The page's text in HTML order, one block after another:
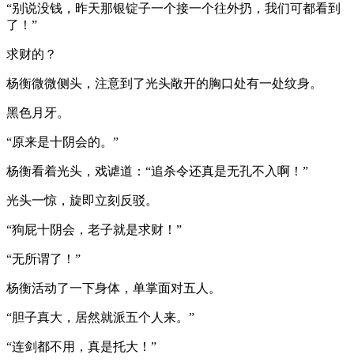
“别说没钱，昨天那银锭子一个接一个往外扔，我们可都看到
了！”
求财的？
杨衡微微侧头，注意到了光头敞开的胸口处有一处纹身。
黑色月牙。
“原来是十阴会的。”
杨衡看着光头，戏谑道：“追杀令还真是无孔不入啊！”
光头一惊，旋即立刻反驳。
“狗屁十阴会，老子就是求财！”
“无所谓了！”
杨衡活动了一下身体，单掌面对五人。
“胆子真大，居然就派五个人来。”
“连剑都不用，真是托大！”